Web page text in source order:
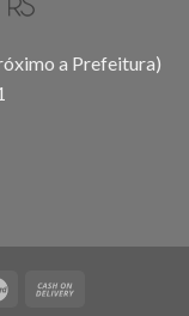
a Prefeitura)